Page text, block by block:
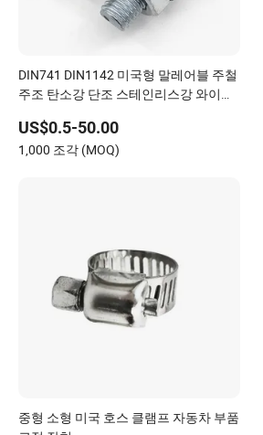
DIN741 DIN1142 미국형 말레어블 주철
주조 탄소강 단조 스테인리스강 와이어
도금
US$0.5-50.00
1,000 조각 (MOQ)
중형 소형 미국 호스 클램프 자동차 부품